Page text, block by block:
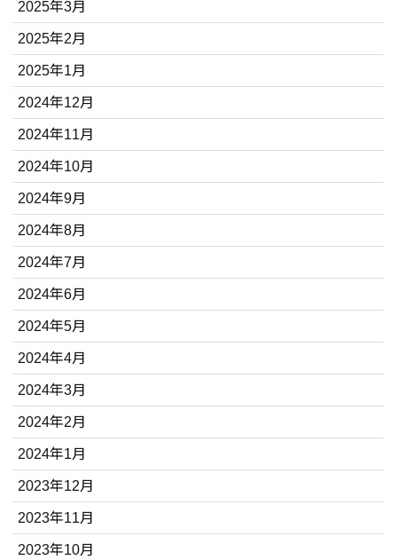
2025年3月
2025年2月
2025年1月
2024年12月
2024年11月
2024年10月
2024年9月
2024年8月
2024年7月
2024年6月
2024年5月
2024年4月
2024年3月
2024年2月
2024年1月
2023年12月
2023年11月
2023年10月